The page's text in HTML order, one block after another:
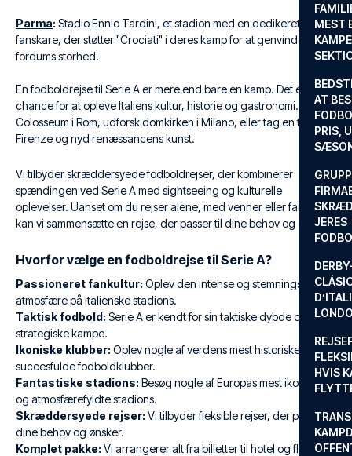
MEST
AT
PRIS,
JERES
HVIS
Parma: Stadio Ennio Tardini, et stadion med en dedikeret
fanskare, der støtter "Crociati" i deres kamp for at genvinde
fordums storhed.
En fodboldrejse til Serie A er mere end bare en kamp. Det er en
chance for at opleve Italiens kultur, historie og gastronomi. Besøg
Colosseum i Rom, udforsk domkirken i Milano, eller tag en tur til
Firenze og nyd renæssancens kunst.
Vi tilbyder skræddersyede fodboldrejser, der kombinerer
spændingen ved Serie A med sightseeing og kulturelle
oplevelser. Uanset om du rejser alene, med venner eller familie,
kan vi sammensætte en rejse, der passer til dine behov og ønsker.
Hvorfor vælge en fodboldrejse til Serie A?
Passioneret fankultur: Oplev den intense og stemningsfyldte
atmosfære på italienske stadions.
Taktisk fodbold: Serie A er kendt for sin taktiske dybde og
strategiske kampe.
Ikoniske klubber: Oplev nogle af verdens mest historiske og
succesfulde fodboldklubber.
Fantastiske stadions: Besøg nogle af Europas mest ikoniske
og atmosfærefyldte stadions.
Skræddersyede rejser: Vi tilbyder fleksible rejser, der passer til
dine behov og ønsker.
Komplet pakke: Vi arrangerer alt fra billetter til hotel og fly, så du